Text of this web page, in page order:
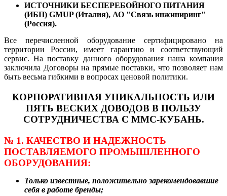
ИСТОЧНИКИ БЕСПЕРЕБОЙНОГО ПИТАНИЯ
(ИБП) GMUP (Италия), АО "Связь инжиниринг"
(Россия).
Все перечисленной оборудование сертифицировано на
территории России, имеет гарантию и соответствующий
сервис. На поставку данного оборудования наша компания
заключила Договоры на прямые поставки, что позволяет нам
быть весьма гибкими в вопросах ценовой политики.
КОРПОРАТИВНАЯ УНИКАЛЬНОСТЬ ИЛИ
ПЯТЬ ВЕСКИХ ДОВОДОВ В ПОЛЬЗУ
СОТРУДНИЧЕСТВА С ММС-КУБАНЬ.
№ 1. КАЧЕСТВО И НАДЕЖНОСТЬ
ПОСТАВЛЯЕМОГО ПРОМЫШЛЕННОГО
ОБОРУДОВАНИЯ:
Только известные, положительно зарекомендовавшие
себя в работе бренды;